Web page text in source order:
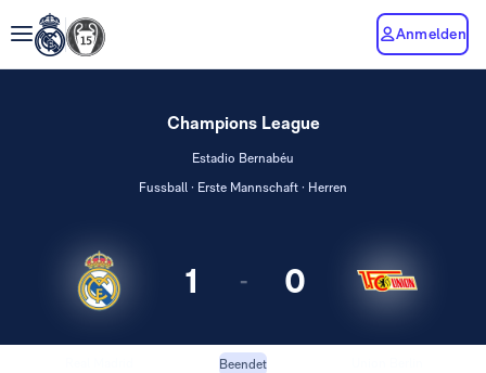
Anmelden
Champions League
Estadio Bernabéu
Fussball · Erste Mannschaft · Herren
1 - 0
Beendet